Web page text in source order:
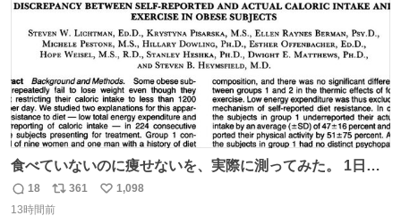
食べていないのに痩せないを、実際に測ってみた。 1日
1200kcal未満と申告しながら減量できない10人を、14日間
調査。 本人の申告は平均1028kcal/日だったが、実際の摂
返
信
18
リ
ポ
361
い
1,098
13時間前